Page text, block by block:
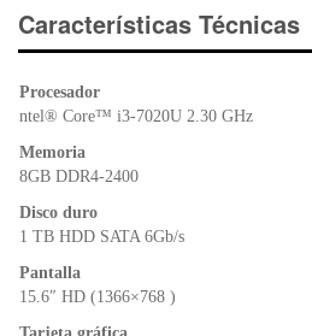
e
b
o
er s
A
p
ri
e
dl
Características Técnicas
Procesador
ntel® Core™ i3-7020U 2.30 GHz
Memoria
8GB DDR4-2400
Disco duro
1 TB HDD SATA 6Gb/s
Pantalla
15.6″ HD (1366×768 )